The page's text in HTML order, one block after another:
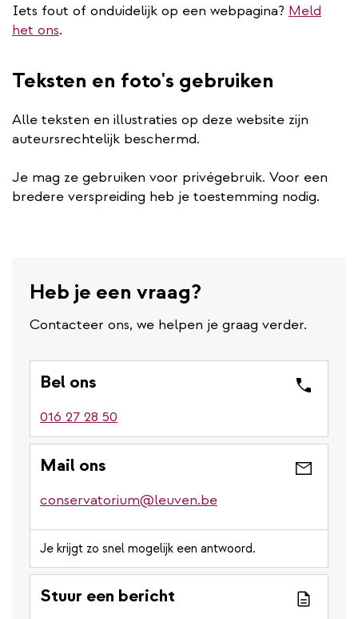
Iets fout of onduidelijk op een webpagina? Meld
het ons.
Teksten en foto's gebruiken
Alle teksten en illustraties op deze website zijn
auteursrechtelijk beschermd.
Je mag ze gebruiken voor privégebruik. Voor een
bredere verspreiding heb je toestemming nodig.
Heb je een vraag?
Contacteer ons, we helpen je graag verder.
Bel ons
016 27 28 50
Mail ons
conservatorium@leuven.be
Je krijgt zo snel mogelijk een antwoord.
Stuur een bericht